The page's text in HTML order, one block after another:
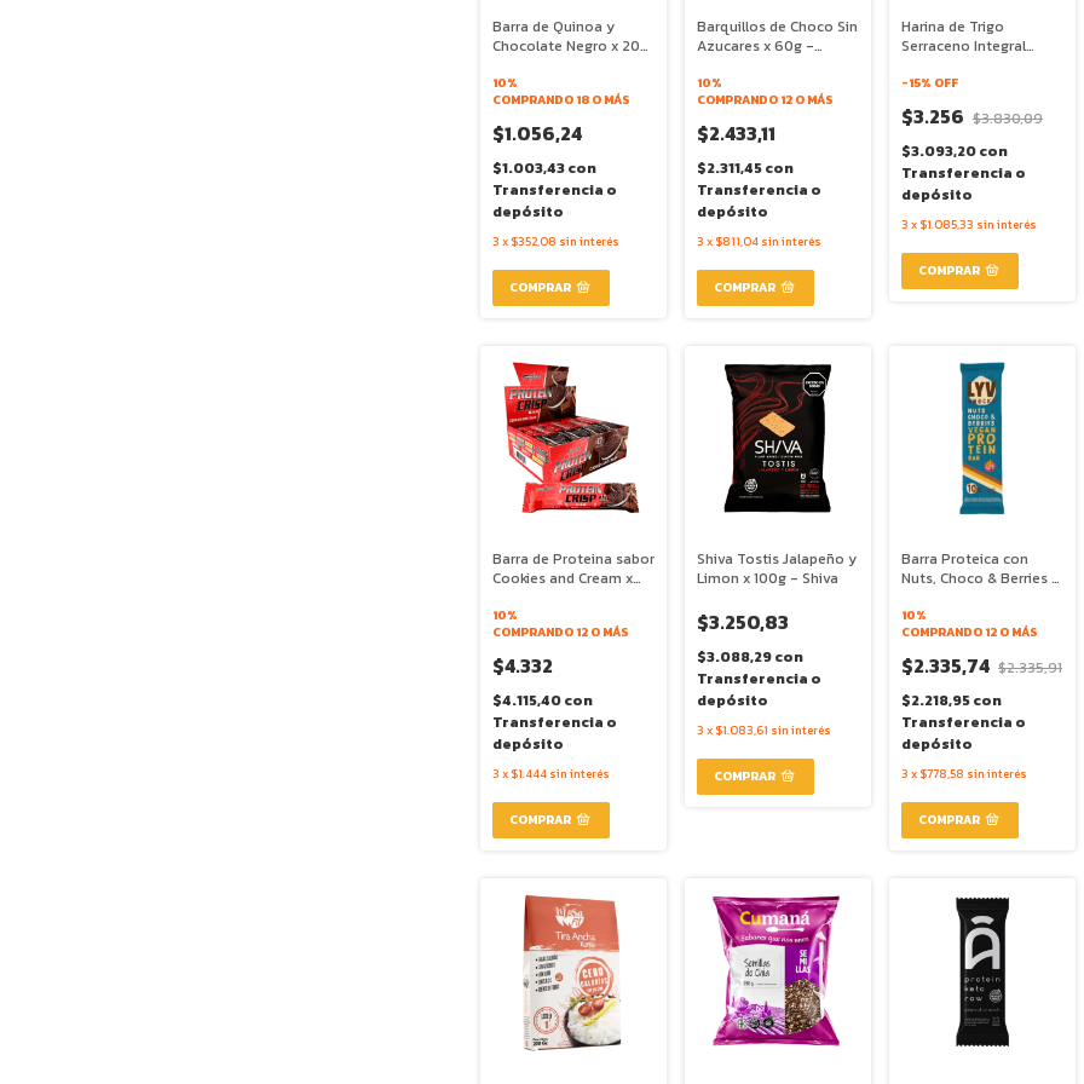
Barra de Quinoa y
Chocolate Negro x 20g
10%
COMPRANDO 18 O MÁS
$1.056,24
$1.003,43con
Transferencia o
depósito
3 x $352,08 sin interés
Barquillos de Choco Sin
Azucares x 60g -
10%
COMPRANDO 12 O MÁS
$2.433,11
$2.311,45con
Transferencia o
depósito
3 x $811,04 sin interés
Harina de Trigo
Serraceno Integral
Dicomere
-15% OFF
$3.256 $3.830,09
$3.093,20con
Transferencia o
depósito
3 x $1.085,33 sin interés
Barra de Proteina sabor
Cookies and Cream x
10%
COMPRANDO 12 O MÁS
$4.332
$4.115,40con
Transferencia o
depósito
3 x $1.444 sin interés
Shiva Tostis Jalapeño y
Limon x 100g - Shiva
$3.250,83
$3.088,29con
Transferencia o
depósito
3 x $1.083,61 sin interés
Barra Proteica con
Nuts, Choco & Berries x
10%
COMPRANDO 12 O MÁS
$2.335,74 $2.335,91
$2.218,95con
Transferencia o
depósito
3 x $778,58 sin interés